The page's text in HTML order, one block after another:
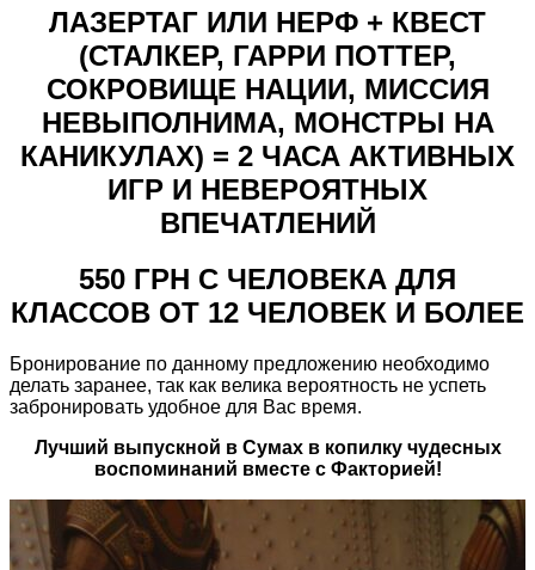
ЛАЗЕРТАГ ИЛИ НЕРФ + КВЕСТ
(СТАЛКЕР, ГАРРИ ПОТТЕР,
СОКРОВИЩЕ НАЦИИ, МИССИЯ
НЕВЫПОЛНИМА, МОНСТРЫ НА
КАНИКУЛАХ) = 2 ЧАСА АКТИВНЫХ
ИГР И НЕВЕРОЯТНЫХ
ВПЕЧАТЛЕНИЙ
550 ГРН С ЧЕЛОВЕКА ДЛЯ
КЛАССОВ ОТ 12 ЧЕЛОВЕК И БОЛЕЕ
Бронирование по данному предложению необходимо
делать заранее, так как велика вероятность не успеть
забронировать удобное для Вас время.
Лучший выпускной в Сумах в копилку чудесных
воспоминаний вместе с Факторией!